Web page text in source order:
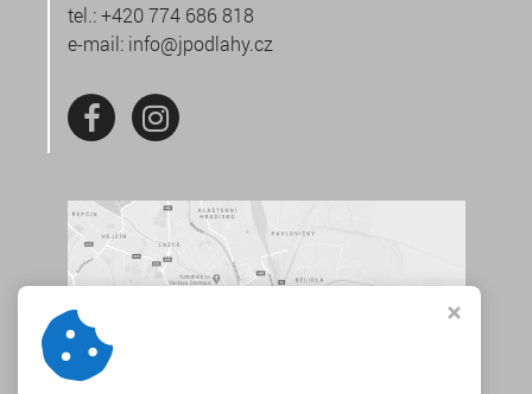
tel.:+420 774 686 818
e-mail: info@jpodlahy.cz